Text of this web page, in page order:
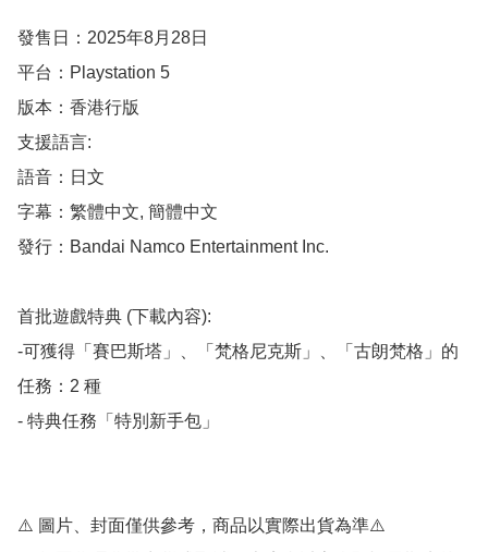
發售日：2025年8月28日
平台：Playstation 5
版本：香港行版
支援語言:
語音：日文
字幕：繁體中文, 簡體中文
發行：Bandai Namco Entertainment Inc.
首批遊戲特典 (下載內容):
-可獲得「賽巴斯塔」、「梵格尼克斯」、「古朗梵格」的
任務：2 種
- 特典任務「特別新手包」
⚠️ 圖片、封面僅供參考，商品以實際出貨為準⚠️